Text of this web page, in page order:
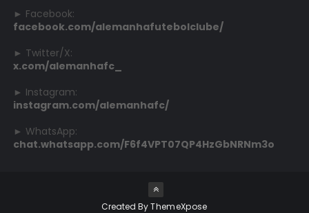
► Facebook:
facebook.com/alemanhafutebolclube/
► Twitter/X:
x.com/alemanhafc_
► Instagram:
instagram.com/alemanhafc/
► WhatsApp:
chat.whatsapp.com/F6f4VPT07QP4HzGbNRNm3o
Created ByThemeXpose